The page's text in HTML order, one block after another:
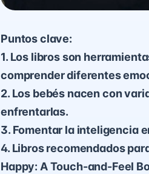
Puntos clave:
1. Los libros son
comprender diferentes
2. Los bebés nacen con
enfrentarlas.
3. Fomentar la inteligencia
4. Libros recomendados
Happy: A Touch-and-Feel